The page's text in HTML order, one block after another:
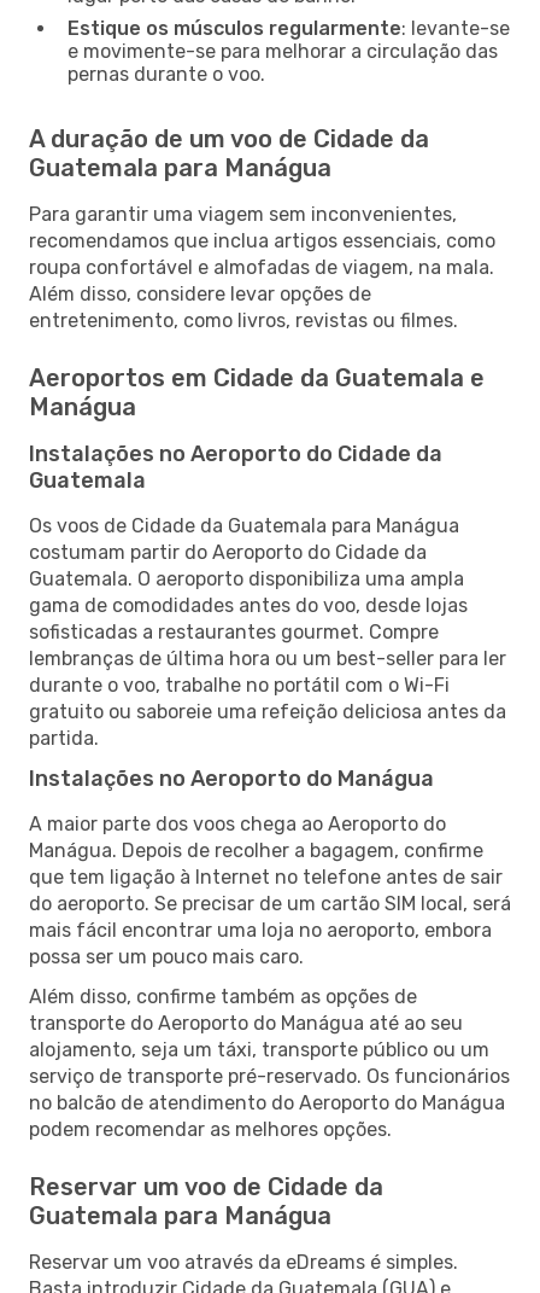
Estique os músculos regularmente: levante-se
e movimente-se para melhorar a circulação das
pernas durante o voo.
A duração de um voo de Cidade da
Guatemala para Manágua
Para garantir uma viagem sem inconvenientes,
recomendamos que inclua artigos essenciais, como
roupa confortável e almofadas de viagem, na mala.
Além disso, considere levar opções de
entretenimento, como livros, revistas ou filmes.
Aeroportos em Cidade da Guatemala e
Manágua
Instalações no Aeroporto do Cidade da
Guatemala
Os voos de Cidade da Guatemala para Manágua
costumam partir do Aeroporto do Cidade da
Guatemala. O aeroporto disponibiliza uma ampla
gama de comodidades antes do voo, desde lojas
sofisticadas a restaurantes gourmet. Compre
lembranças de última hora ou um best-seller para ler
durante o voo, trabalhe no portátil com o Wi-Fi
gratuito ou saboreie uma refeição deliciosa antes da
partida.
Instalações no Aeroporto do Manágua
A maior parte dos voos chega ao Aeroporto do
Manágua. Depois de recolher a bagagem, confirme
que tem ligação à Internet no telefone antes de sair
do aeroporto. Se precisar de um cartão SIM local, será
mais fácil encontrar uma loja no aeroporto, embora
possa ser um pouco mais caro.
Além disso, confirme também as opções de
transporte do Aeroporto do Manágua até ao seu
alojamento, seja um táxi, transporte público ou um
serviço de transporte pré-reservado. Os funcionários
no balcão de atendimento do Aeroporto do Manágua
podem recomendar as melhores opções.
Reservar um voo de Cidade da
Guatemala para Manágua
Reservar um voo através da eDreams é simples.